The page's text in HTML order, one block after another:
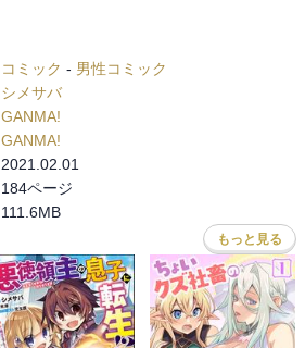
コミック - 男性コミック
シメサバ
GANMA!
GANMA!
2021.02.01
184ページ
111.6MB
もっと見る